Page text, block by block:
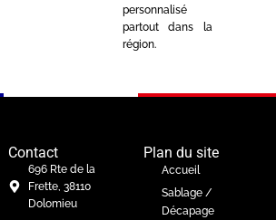
personnalisé
partout dans la
région.
Contact
696 Rte de la
Frette, 38110
Dolomieu
Plan du site
Accueil
Sablage /
Décapage